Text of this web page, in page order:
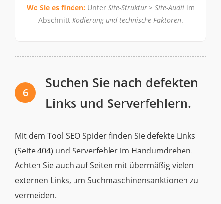
Wo Sie es finden:Unter Site-Struktur > Site-Auditim
Abschnitt Kodierung und technische Faktoren.
6
Suchen Sie nach defekten
Links und Serverfehlern.
Mit dem Tool SEO Spider finden Sie defekte Links
(Seite 404) und Serverfehler im Handumdrehen.
Achten Sie auch auf Seiten mit übermäßig vielen
externen Links, um Suchmaschinensanktionen zu
vermeiden.